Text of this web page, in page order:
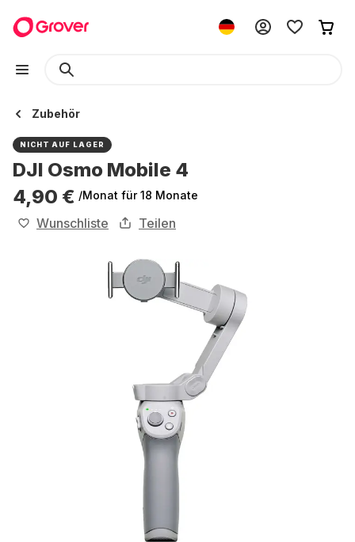
Zubehör
NICHT AUF LAGER
DJI Osmo Mobile 4
4,90 € /Monat für 18 Monate
Wunschliste Teilen